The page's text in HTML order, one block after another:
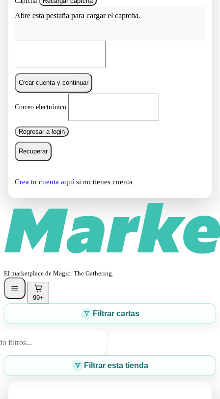
Abre esta pestaña para cargar el captcha.
Crear cuenta y continuar
Correo electrónico
Regresar a login
Recuperar
Crea tu cuenta aquísi no tienes cuenta
El marketplace de Magic: The Gathering.
99+
Filtrar cartas
filtros...
Filtrar esta tienda